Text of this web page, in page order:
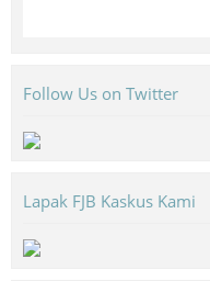
Follow Us on Twitter
Lapak FJB Kaskus Kami